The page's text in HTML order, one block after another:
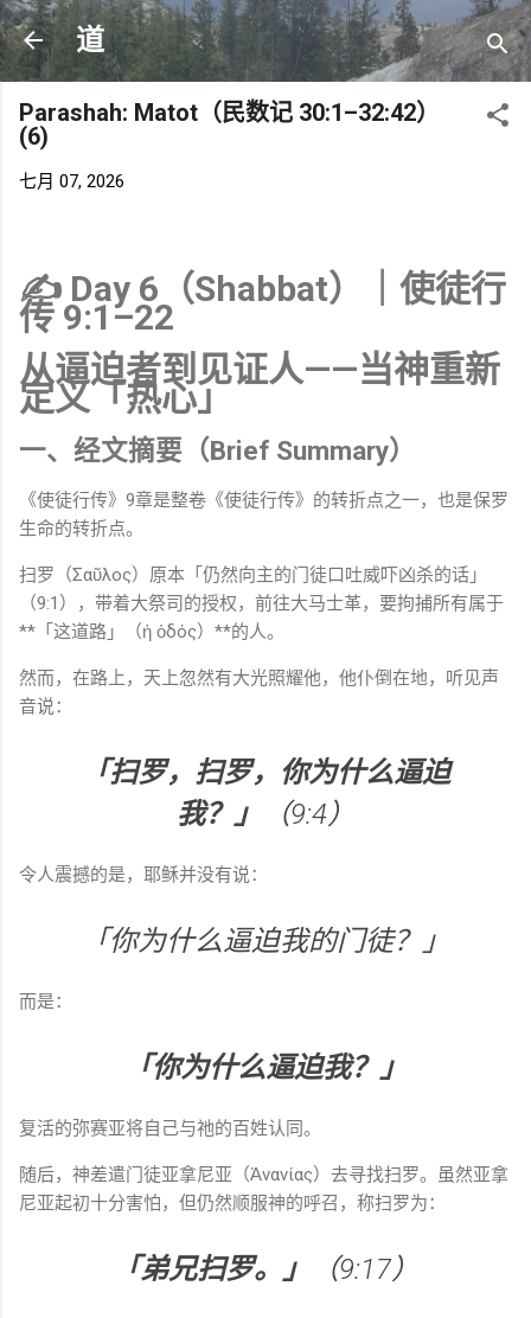
跳至主要内容
道
Parashah: Matot（民数记 30:1–32:42）
(6)
七月 07, 2026
✍️ Day 6（Shabbat）｜使徒行
传 9:1–22
从逼迫者到见证人——当神重新
定义「热心」
一、经文摘要（Brief Summary）
《使徒行传》9章是整卷《使徒行传》的转折点之一，也是保罗
生命的转折点。
扫罗（Σαῦλος）原本「仍然向主的门徒口吐威吓凶杀的话」
（9:1），带着大祭司的授权，前往大马士革，要拘捕所有属于
**「这道路」（ἡ ὁδός）**的人。
然而，在路上，天上忽然有大光照耀他，他仆倒在地，听见声
音说：
「扫罗，扫罗，你为什么逼迫
我？」
（9:4）
令人震撼的是，耶稣并没有说：
「你为什么逼迫我的门徒？」
而是：
「你为什么逼迫我？」
复活的弥赛亚将自己与祂的百姓认同。
随后，神差遣门徒亚拿尼亚（Ἀνανίας）去寻找扫罗。虽然亚拿
尼亚起初十分害怕，但仍然顺服神的呼召，称扫罗为：
「弟兄扫罗。」 （9:17）